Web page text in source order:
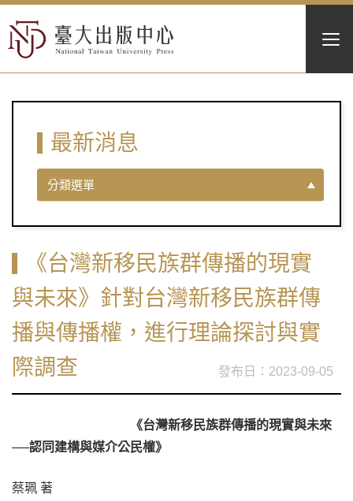
最新消息
分類選單
《台灣新移民族群傳播的現實
與未來》針對台灣新移民族群傳
播與傳播權，進行理論探討與實
際調查
2023-09-05
《台灣新移民族群傳播的現實與未來
──認同建構與媒介公民權》
蔡珮 著